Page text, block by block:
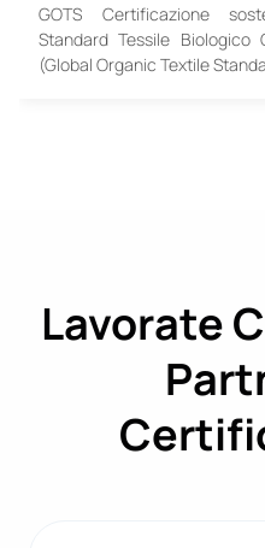
GOTS Certificazione
Standard Tessile Biologico
(Global Organic Textile
Lavorate